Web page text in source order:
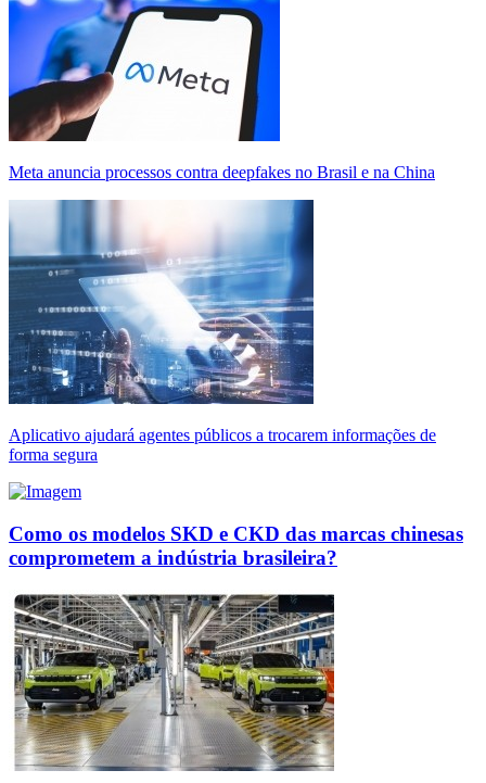
Meta anuncia processos contra deepfakes no Brasil e na China
Aplicativo ajudará agentes públicos a trocarem informações de
forma segura
Como os modelos SKD e CKD das marcas chinesas
comprometem a indústria brasileira?